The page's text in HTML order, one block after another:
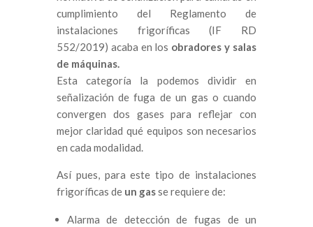
cumplimiento del Reglamento de
instalaciones frigoríficas (IF RD
552/2019) acaba en los obradores y salas
de máquinas.
Esta categoría la podemos dividir en
señalización de fuga de un gas o cuando
convergen dos gases para reflejar con
mejor claridad qué equipos son necesarios
en cada modalidad.
Así pues, para este tipo de instalaciones
frigoríficas de un gasse requiere de:
Alarma de detección de fugas de un